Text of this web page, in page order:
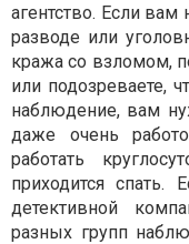
агентство. Если
разводе или
кража со взломом,
или подозреваете,
наблюдение, вам
даже очень
работать
приходится
детективной
разных групп